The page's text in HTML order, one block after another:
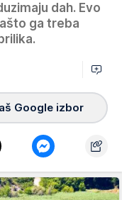
dah. Evo
ga treba
Google izbor